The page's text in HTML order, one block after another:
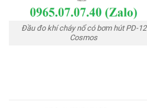
Đầu đo khí cháy nổ có bơm hút PD-12
Cosmos